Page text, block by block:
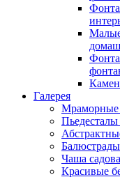
Галерея
Мраморные
Чаша
Красивые